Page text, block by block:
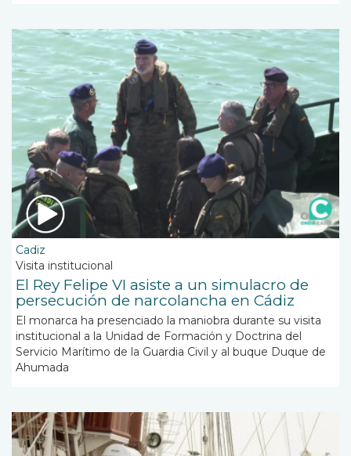
Cadiz
Visita institucional
El Rey Felipe VI asiste a un simulacro de
persecución de narcolancha en Cádiz
El monarca ha presenciado la maniobra durante su visita
institucional a la Unidad de Formación y Doctrina del
Servicio Marítimo de la Guardia Civil y al buque Duque de
Ahumada